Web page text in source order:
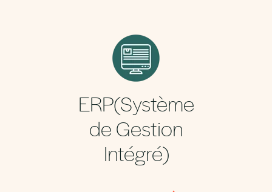
ERP(Système
de Gestion
Intégré)